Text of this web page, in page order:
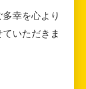
幸を心より
いただきま